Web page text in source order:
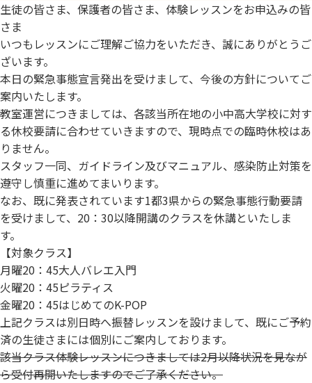
生徒の皆さま、保護者の皆さま、体験レッスンをお申込みの皆
さま
いつもレッスンにご理解ご協力をいただき、 誠にありがとうご
ざいます。
本日の緊急事態宣言発出を受けまして、 今後の方針についてご
案内いたします。
教室運営につきましては、 各該当所在地の小中高大学校に対す
る休校要請に合わせていきますので、現時点での臨時休校はあ
りません。
スタッフ一同、ガイドライン及びマニュアル、 感染防止対策を
遵守し慎重に進めてまいります。
なお、既に発表されています1都3県からの緊急事態行動要請
を受けまして、20：30以降開講のクラスを休講といたしま
す。
【対象クラス】
月曜20：45大人バレエ入門
火曜20：45ピラティス
金曜20：45はじめてのK-POP
上記クラスは別日時へ振替レッスンを設けまして、既にご予約
済の生徒さまには個別にご案内しております。
該当クラス体験レッスンにつきましては2月以降状況を見なが
ら受付再開いたしますのでご了承ください。